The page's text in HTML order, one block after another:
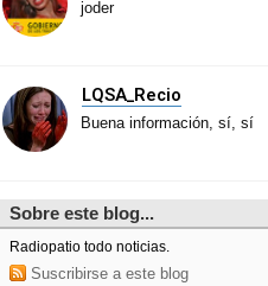
joder
LQSA_Recio
Buena información, sí, sí
Sobre este blog...
Radiopatio todo noticias.
Suscribirse a este blog